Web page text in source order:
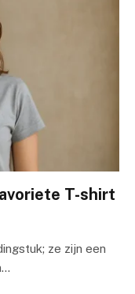
T-shirt
ze zijn een